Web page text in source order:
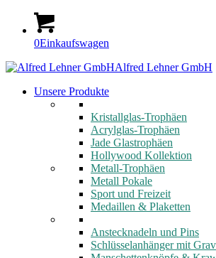
0Einkaufswagen
Alfred Lehner GmbH
Unsere Produkte
Kristallglas-Trophäen
Acrylglas-Trophäen
Jade Glastrophäen
Hollywood Kollektion
Metall-Trophäen
Metall Pokale
Sport und Freizeit
Medaillen & Plaketten
Anstecknadeln und Pins
Schlüsselanhänger mit